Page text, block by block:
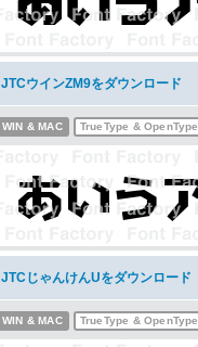
JTCウインZM9をダウンロード
WIN & MAC TrueType & OpenType
JTCじゃんけんUをダウンロード
WIN & MAC TrueType & OpenType